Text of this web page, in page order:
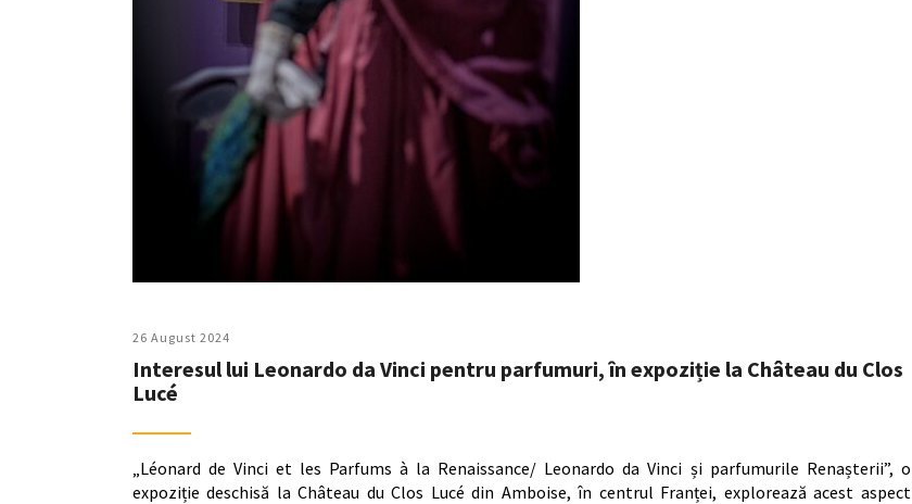
26 August 2024
Interesul lui Leonardo da Vinci pentru parfumuri, în expoziție la Château du Clos
Lucé
„Léonard de Vinci et les Parfums à la Renaissance/ Leonardo da Vinci și parfumurile Renașterii”, o
expoziție deschisă la Château du Clos Lucé din Amboise, în centrul Franței, explorează acest aspect